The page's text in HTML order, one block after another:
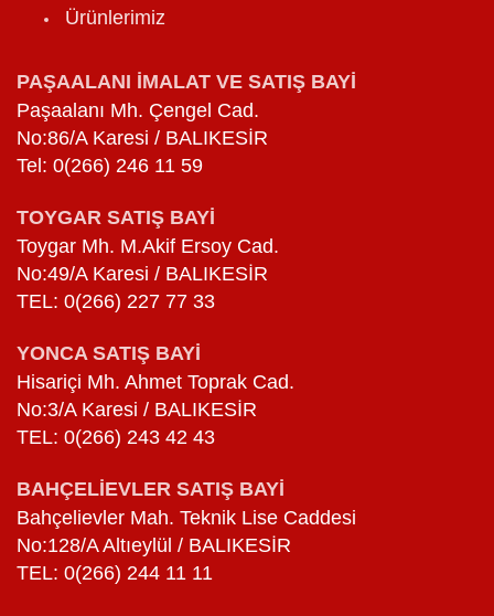
Ürünlerimiz
PAŞAALANI İMALAT VE SATIŞ BAYİ
Paşaalanı Mh. Çengel Cad.
No:86/A Karesi / BALIKESİR
Tel: 0(266) 246 11 59
TOYGAR SATIŞ BAYİ
Toygar Mh. M.Akif Ersoy Cad.
No:49/A Karesi / BALIKESİR
TEL: 0(266) 227 77 33
YONCA SATIŞ BAYİ
Hisariçi Mh. Ahmet Toprak Cad.
No:3/A Karesi / BALIKESİR
TEL: 0(266) 243 42 43
BAHÇELİEVLER SATIŞ BAYİ
Bahçelievler Mah. Teknik Lise Caddesi
No:128/A Altıeylül / BALIKESİR
TEL: 0(266) 244 11 11